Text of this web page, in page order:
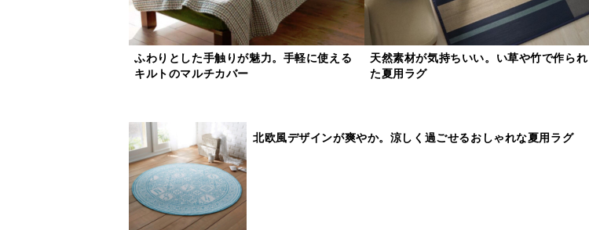
ふわりとした手触りが魅力。手軽に使える
キルトのマルチカバー
天然素材が気持ちいい。い草や竹で作られ
た夏用ラグ
北欧風デザインが爽やか。涼しく過ごせるおしゃれな夏用ラグ